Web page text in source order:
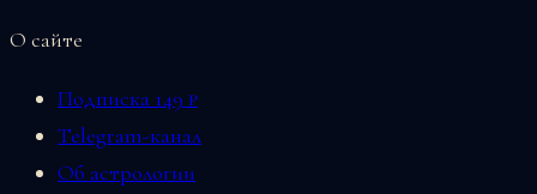
О сайте
Подписка 149 ₽
Telegram-канал
Об астрологии